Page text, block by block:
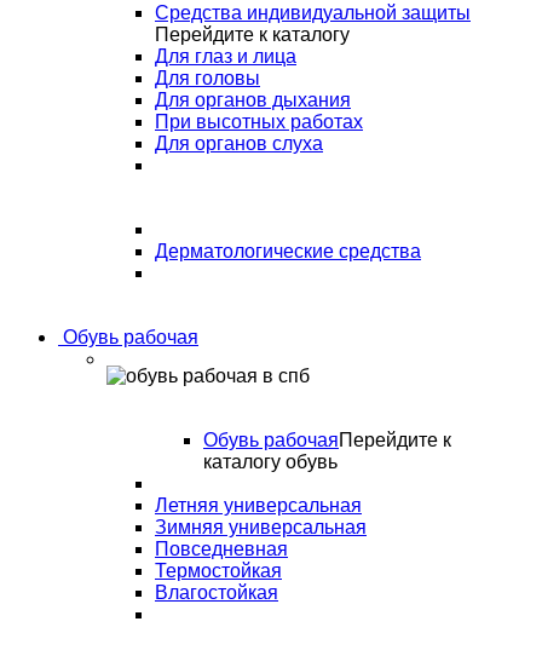
Средства индивидуальной защиты
Перейдите к каталогу
Для глаз и лица
Для головы
Для органов дыхания
При высотных работах
Для органов слуха
Дерматологические средства
Обувь рабочая
Обувь рабочаяПерейдите к
каталогу обувь
Летняя универсальная
Зимняя универсальная
Повседневная
Термостойкая
Влагостойкая